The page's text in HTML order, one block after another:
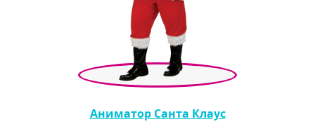
Аниматор Санта Клаус